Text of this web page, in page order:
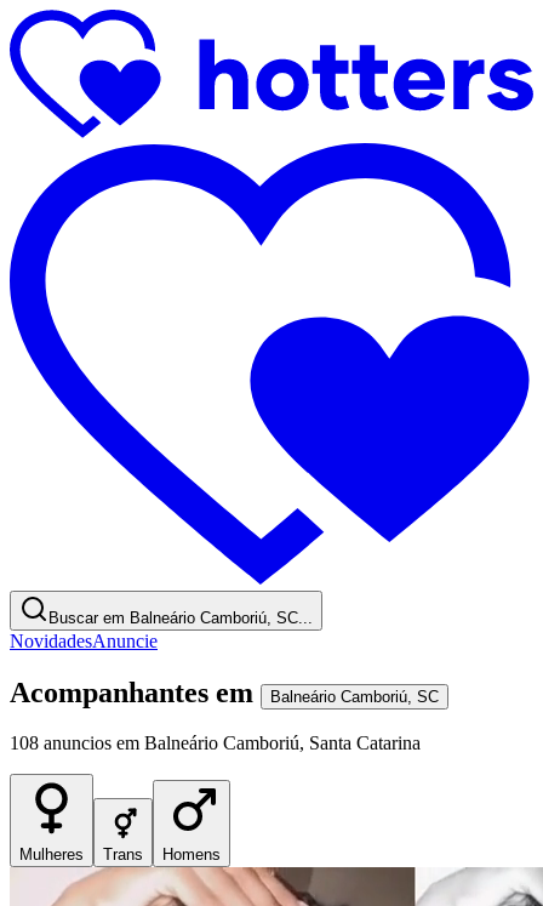
Buscar em Balneário Camboriú, SC...
NovidadesAnuncie
Acompanhantes em Balneário Camboriú SC
108 anuncios em Balneário Camboriú, Santa Catarina
Mulheres Trans Homens